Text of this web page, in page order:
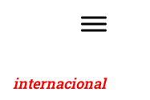
internacional